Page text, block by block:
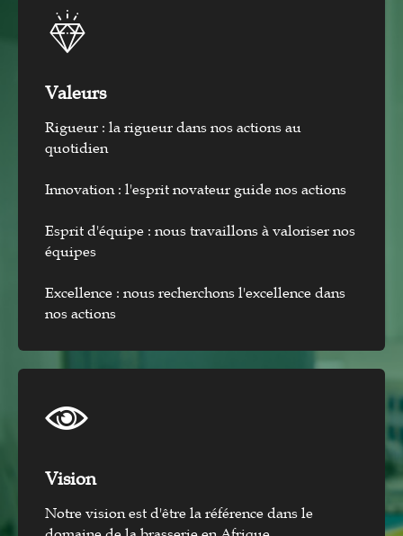
Valeurs
Rigueur : la rigueur dans nos actions au
quotidien
Innovation : l'esprit novateur guide nos actions
Esprit d'équipe : nous travaillons à valoriser nos
équipes
Excellence : nous recherchons l'excellence dans
nos actions
Vision​
Notre vision est d'être la référence dans le